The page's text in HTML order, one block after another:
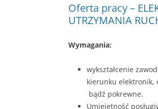
Oferta pracy –
UTRZYMANIA
Wymagania:
wykształcenie
kierunku elektronik,
bądź pokrewne.
Umiejętność